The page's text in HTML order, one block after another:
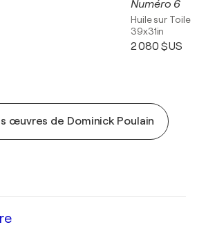
Numéro 6
Huile sur Toile
39x31in
2 080 $US
œuvres de Dominick Poulain